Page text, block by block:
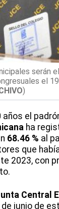
serán
el
)
el
ha
68.46 % al
que
2023, con
Central
junio de